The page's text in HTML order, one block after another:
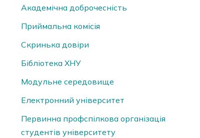
Академічна доброчесність
Приймальна комісія
Скринька довiри
Бібліотека ХНУ
Модульне середовище
Електронний університет
Первинна профспілкова організація
студентів університету